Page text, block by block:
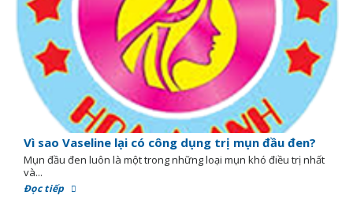
Vì sao Vaseline lại có công dụng trị mụn đầu đen?
Mụn đầu đen luôn là một trong những loại mụn khó điều trị nhất
và...
Đọc tiếp